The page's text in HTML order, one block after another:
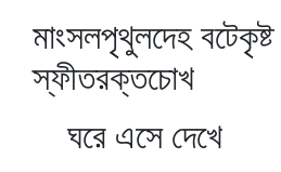
মাংসলপৃথুলদেহ বটেকৃষ্ট
স্ফীতরক্তচোখ
ঘরে এসে দেখে